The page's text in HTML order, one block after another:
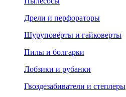
Дрели и перфораторы
Шуруповёрты и гайковерты
Пилы и болгарки
Лобзики и рубанки
Гвоздезабиватели и степлеры